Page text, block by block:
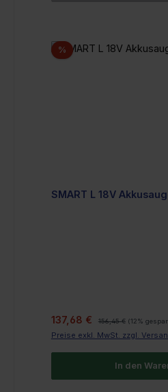
%Rabatt
SMART L 18V
Verkaufspreis:
137,68 € 156,45 € (12%
Preise exkl. MwSt. zzgl.
In den